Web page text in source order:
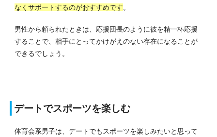
なくサポートするのがおすすめです。
男性から頼られたときは、応援団長のように彼を精一杯応援
することで、相手にとってかけがえのない存在になることが
できるでしょう。
デートでスポーツを楽しむ
体育会系男子は、デートでもスポーツを楽しみたいと思って